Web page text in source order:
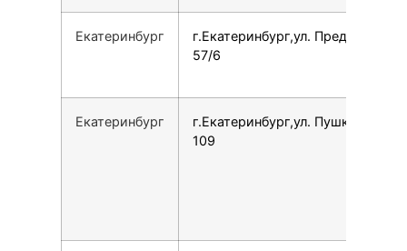
Екатеринбург
г.Екатеринбург,ул. Предельная,
57/6
Екатеринбург
г.Екатеринбург,ул. Пушкина, 7Л,
109